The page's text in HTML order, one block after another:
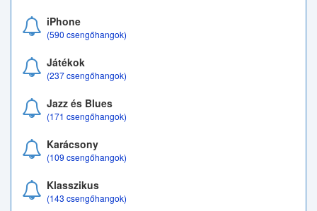
iPhone
(590 csengőhangok)
Játékok
(237 csengőhangok)
Jazz és Blues
(171 csengőhangok)
Karácsony
(109 csengőhangok)
Klasszikus
(143 csengőhangok)